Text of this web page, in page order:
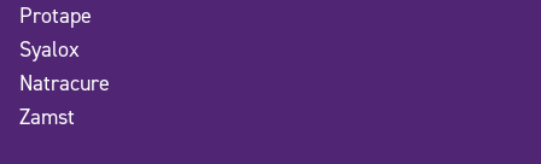
Protape
Syalox
Natracure
Zamst